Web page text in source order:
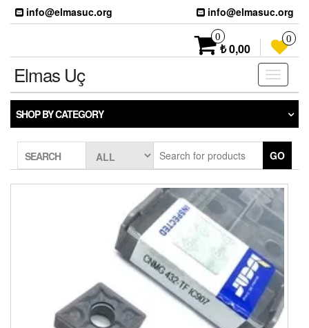
Skip
info@elmasuc.org info@elmasuc.org
0
₺ 0,00
0
Toggle
Elmas Uç
SHOP BY CATEGORY
SEARCH GO